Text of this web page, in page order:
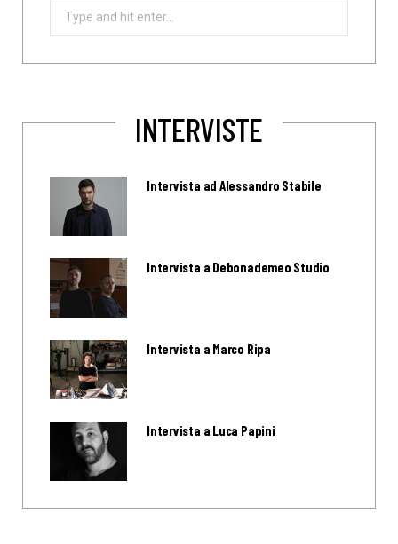
Search
INTERVISTE
Intervista ad Alessandro Stabile
Intervista a Debonademeo Studio
Intervista a Marco Ripa
Intervista a Luca Papini